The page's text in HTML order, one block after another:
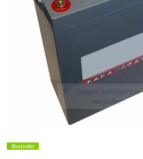
Doppelt antippen zum
vergrößern
Bestseller